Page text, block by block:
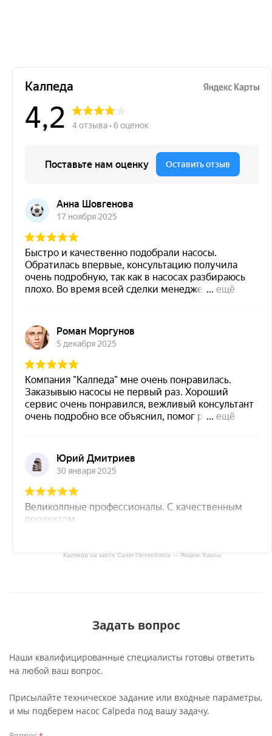
Калпеда на карте Санкт‑Петербурга — Яндекс Карты
Задать вопрос
Наши квалифицированные специалисты готовы ответить
на любой ваш вопрос.
Присылайте техническое задание или входные параметры,
и мы подберем насос Calpeda под вашу задачу.